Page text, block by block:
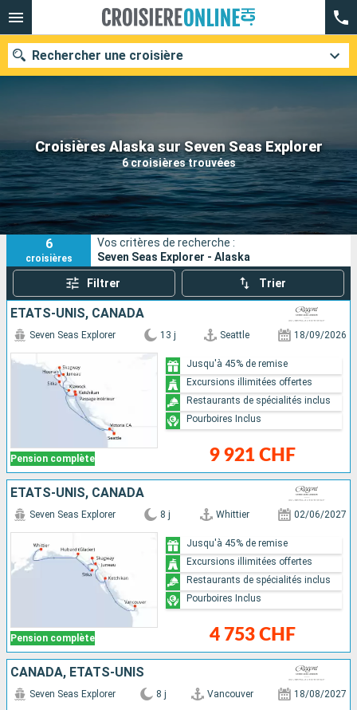
Croisières Alaska sur Seven Seas Explorer
6 croisières trouvées
Rechercher une croisière
Nos destinations
Mois de départ
Ports Compagnies
Rechercher
6
croisières
Vos critères de recherche :
Seven Seas Explorer - Alaska
Filtrer Trier
ÉTATS-UNIS, CANADA
Pension complète
Seven Seas Explorer 13 j Seattle 18/09/2026
9 921 CHF
Jusqu'à 45% de remise
Excursions illimitées offertes
Restaurants de spécialités inclus
Pourboires Inclus
ÉTATS-UNIS, CANADA
Pension complète
Seven Seas Explorer 8 j Whittier 02/06/2027
4 753 CHF
Jusqu'à 45% de remise
Excursions illimitées offertes
Restaurants de spécialités inclus
Pourboires Inclus
CANADA, ÉTATS-UNIS
Seven Seas Explorer 8 j Vancouver 18/08/2027